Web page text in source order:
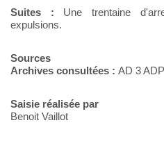
Suites : Une trentaine
expulsions.
Sources
Archives consultées : AD 3
Saisie réalisée par
Benoit Vaillot